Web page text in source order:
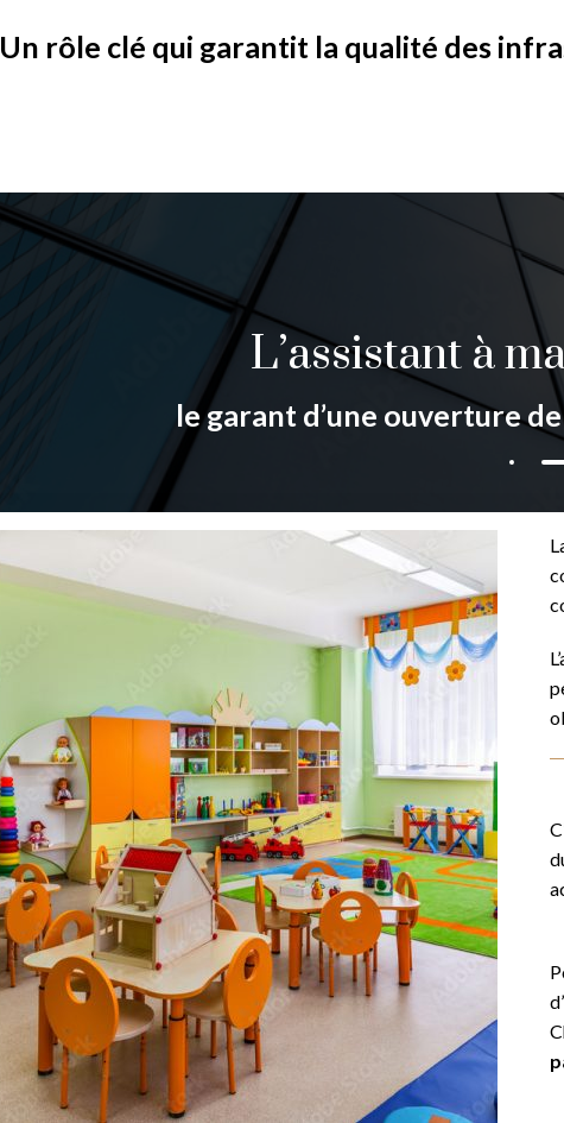
Un rôle clé qui garantit la qualité des
L’assistant à
le garant d’une ouverture
d’